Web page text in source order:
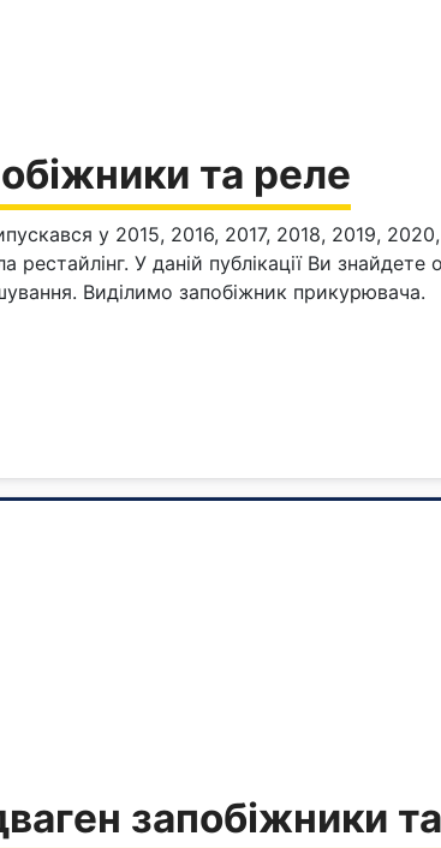
та реле
у 2015, 2016, 2017, 2018, 2019,
У даній публікації Ви
Виділимо запобіжник прикурювача.
запобіжники